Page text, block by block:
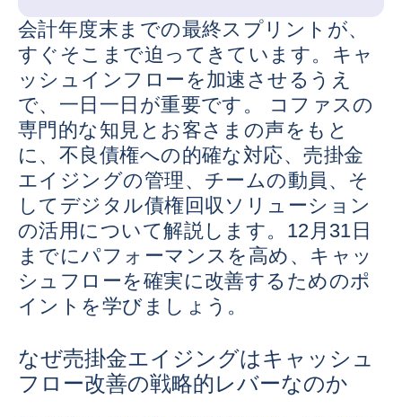
会計年度末までの最終スプリントが、
すぐそこまで迫ってきています。キャ
ッシュインフローを加速させるうえ
で、一日一日が重要です。 コファスの
専門的な知見とお客さまの声をもと
に、不良債権への的確な対応、売掛金
エイジングの管理、チームの動員、そ
してデジタル債権回収ソリューション
の活用について解説します。12月31日
までにパフォーマンスを高め、キャッ
シュフローを確実に改善するためのポ
イントを学びましょう。
なぜ売掛金エイジングはキャッシュ
フロー改善の戦略的レバーなのか